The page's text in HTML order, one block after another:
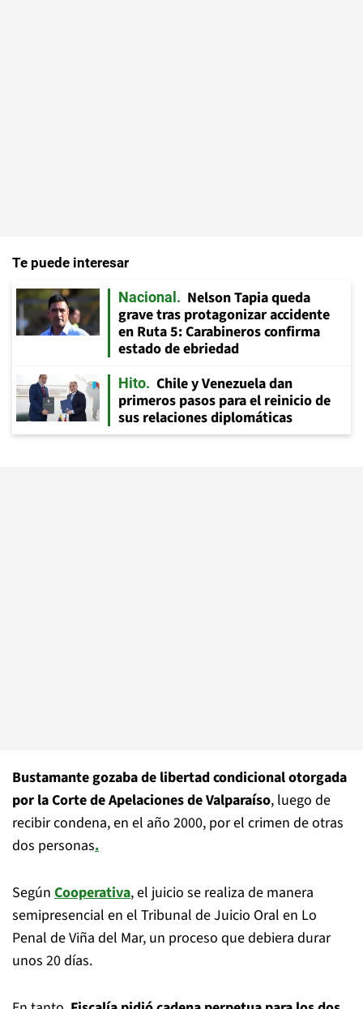
Te puede interesar
Nacional
Nelson Tapia queda
grave tras protagonizar accidente
en Ruta 5: Carabineros confirma
estado de ebriedad
Hito
Chile y Venezuela dan
primeros pasos para el reinicio de
sus relaciones diplomáticas
Bustamante gozaba de libertad condicional otorgada
por la Corte de Apelaciones de Valparaíso, luego de
recibir condena, en el año 2000, por el crimen de otras
dos personas.
Según Cooperativa, el juicio se realiza de manera
semipresencial en el Tribunal de Juicio Oral en Lo
Penal de Viña del Mar, un proceso que debiera durar
unos 20 días.